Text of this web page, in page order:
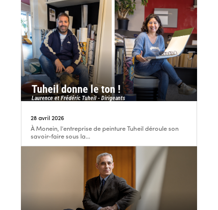
Tuheil donne le ton !
Laurence et Frédéric Tuheil - Dirigeants
28 avril 2026
À Monein, l’entreprise de peinture Tuheil déroule son
savoir-faire sous la...